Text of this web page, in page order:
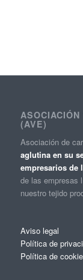
(AVE)
Asociación de
aglutina en su
empresarios de
de las empresas
nuestro tejido
Aviso legal
Política de
Política de